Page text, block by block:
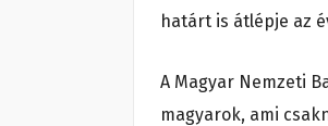
határt is átlépje az
A Magyar Nemzeti
magyarok, ami